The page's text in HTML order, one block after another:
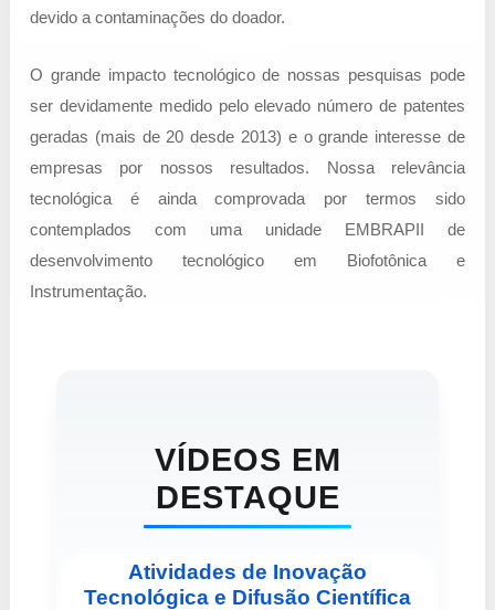
devido a contaminações do doador.
O grande impacto tecnológico de nossas pesquisas pode
ser devidamente medido pelo elevado número de patentes
geradas (mais de 20 desde 2013) e o grande interesse de
empresas por nossos resultados. Nossa relevância
tecnológica é ainda comprovada por termos sido
contemplados com uma unidade EMBRAPII de
desenvolvimento tecnológico em Biofotônica e
Instrumentação.
VÍDEOS EM
DESTAQUE
Atividades de Inovação
Tecnológica e Difusão Científica